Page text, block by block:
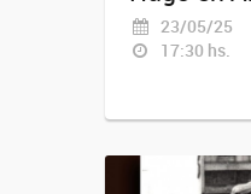
23/05/25
17:30 hs.